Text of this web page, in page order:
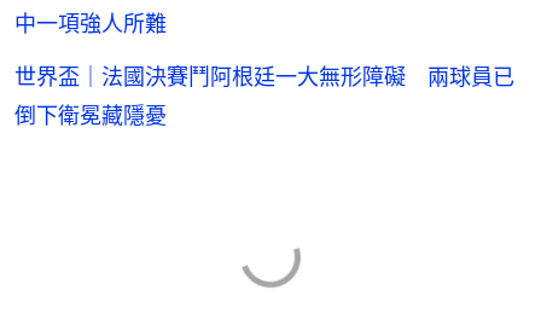
中一項強人所難
世界盃｜法國決賽鬥阿根廷一大無形障礙 兩球員已
倒下衛冕藏隱憂